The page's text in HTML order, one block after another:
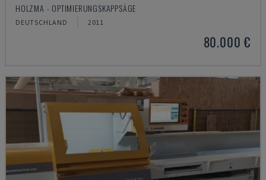
HOLZMA - OPTIMIERUNGSKAPPSÄGE
DEUTSCHLAND 2011
80.000 €